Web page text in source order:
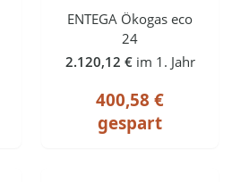
ENTEGA Ökogas eco
24
2.120,12 € im 1. Jahr
400,58 €
gespart